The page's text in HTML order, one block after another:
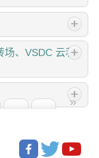
款免費、無需訂閱
我想分享它如何為
成本或煩人的限
我在亞利桑那沙漠
的免費編輯器中編
我的作品。那一
，我找到了
正無浮水印輸出，
量的最終影片，沒有
。在仔细审阅您的
引入了旨在提升您
具、精灵自动检测
围极其多样化，越
到一份关于顶级
创性。不管您是在
还是用户友好的界
最适合您需求和偏
场、VSDC 云和
例如新的AI 辅助分
色校正，并提供多
影添加色彩的技术